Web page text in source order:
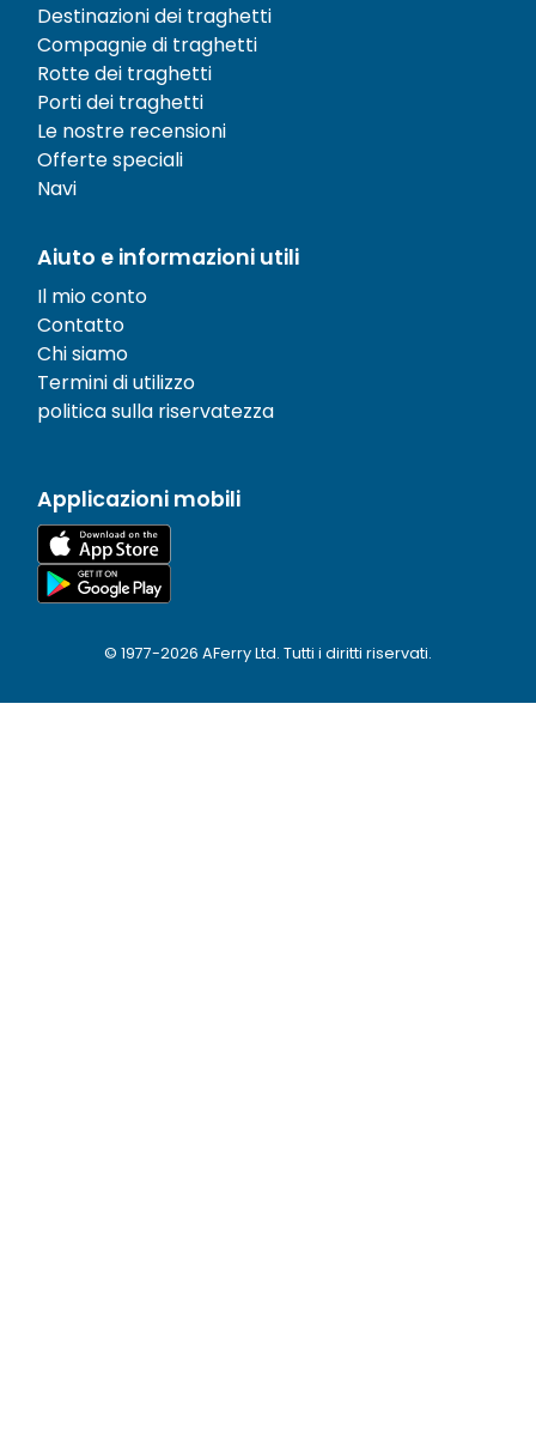
Destinazioni dei traghetti
Compagnie di traghetti
Rotte dei traghetti
Porti dei traghetti
Le nostre recensioni
Offerte speciali
Navi
Aiuto e informazioni utili
Il mio conto
Contatto
Chi siamo
Termini di utilizzo
politica sulla riservatezza
Applicazioni mobili
© 1977-2026 AFerry Ltd. Tutti i diritti riservati.